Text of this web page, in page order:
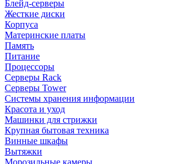
Блейд-серверы
Жесткие диски
Корпуса
Материнские платы
Память
Питание
Процессоры
Серверы Rack
Серверы Tower
Системы хранения информации
Красота и уход
Машинки для стрижки
Крупная бытовая техника
Винные шкафы
Вытяжки
Морозильные камеры